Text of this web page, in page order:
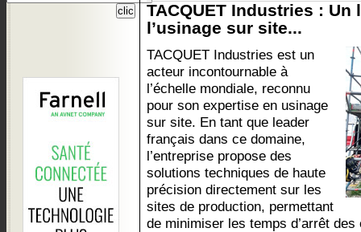
TACQUET Industries : Un
l’usinage sur site...
TACQUET Industries est un
acteur incontournable à
l’échelle mondiale, reconnu
pour son expertise en usinage
sur site. En tant que leader
français dans ce domaine,
l’entreprise propose des
solutions techniques de haute
précision directement sur les
sites de production, permettant
de minimiser les temps d’arrêt